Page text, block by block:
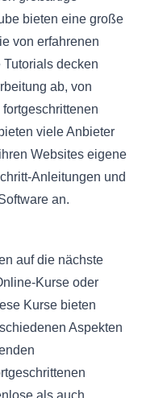
bieten eine große
von erfahrenen
decken
ab, von
viele Anbieter
Websites eigene
Anleitungen und
an.
auf die nächste
Kurse oder
Kurse bieten
Aspekten
als auch